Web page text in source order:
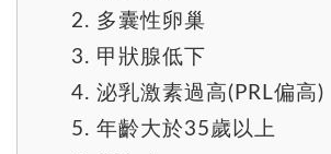
2. 多囊性卵巢
3. 甲狀腺低下
4. 泌乳激素過高(PRL偏高)
5. 年齡大於35歲以上